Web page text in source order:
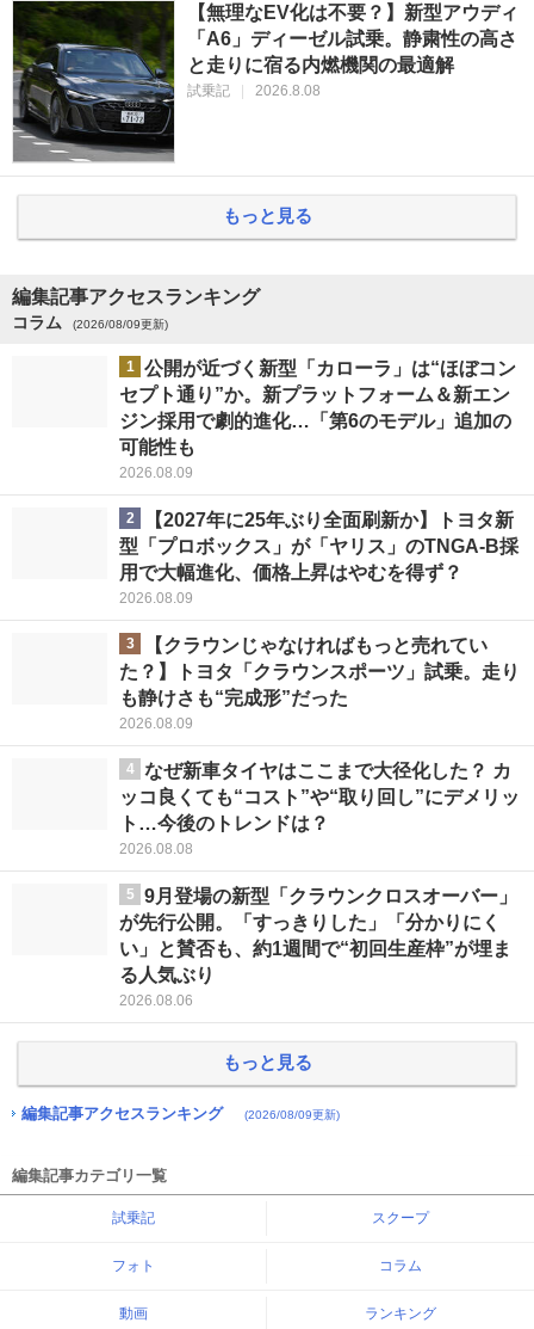
【無理なEV化は不要？】新型アウディ
「A6」ディーゼル試乗。静粛性の高さ
と走りに宿る内燃機関の最適解
試乗記 | 2026.8.08
もっと見る
編集記事アクセスランキング
コラム (2026/08/09更新)
1
公開が近づく新型「カローラ」は“ほぼコン
セプト通り”か。新プラットフォーム＆新エン
ジン採用で劇的進化…「第6のモデル」追加の
可能性も
2026.08.09
2
【2027年に25年ぶり全面刷新か】トヨタ新
型「プロボックス」が「ヤリス」のTNGA-B採
用で大幅進化、価格上昇はやむを得ず？
2026.08.09
3
【クラウンじゃなければもっと売れてい
た？】トヨタ「クラウンスポーツ」試乗。走り
も静けさも“完成形”だった
2026.08.09
4
なぜ新車タイヤはここまで大径化した？ カ
ッコ良くても“コスト”や“取り回し”にデメリッ
ト…今後のトレンドは？
2026.08.08
5
9月登場の新型「クラウンクロスオーバー」
が先行公開。「すっきりした」「分かりにく
い」と賛否も、約1週間で“初回生産枠”が埋ま
る人気ぶり
2026.08.06
もっと見る
編集記事アクセスランキング (2026/08/09更新)
編集記事カテゴリ一覧
試乗記 スクープ
フォト コラム
動画 ランキング